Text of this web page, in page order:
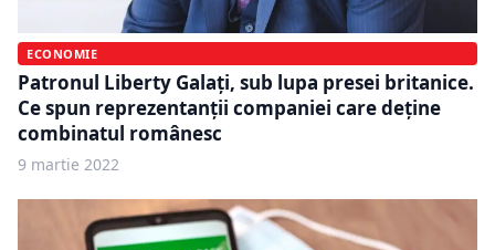
ECONOMIE
Patronul Liberty Galați, sub lupa presei britanice.
Ce spun reprezentanții companiei care deține
combinatul românesc
9 martie 2022